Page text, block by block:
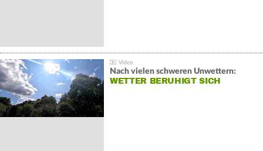
Nach vielen schweren Unwettern:
WETTER BERUHIGT SICH